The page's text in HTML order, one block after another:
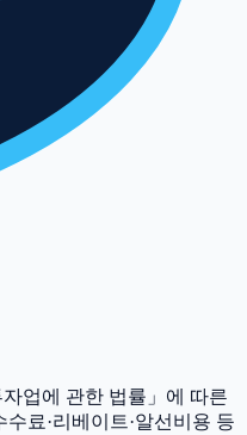
업에 관한 법률」에 따른
료·리베이트·알선비용 등